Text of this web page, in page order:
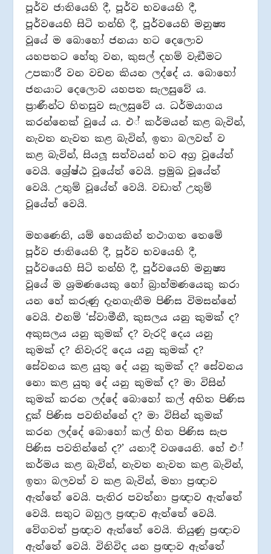
පූර්ව ජාතියෙහි දී, පූර්ව භවයෙහි දී,
පූර්වයෙහි සිටි තන්හි දී, පූර්වයෙහි මනුෂ්‍ය
වූයේ ම බොහෝ ජනයා හට දෙලොව
යහපතට හේතු වන, කුසල් දහම් වැඞීමට
උපකාරී වන වචන කියන ලද්දේ ය. බොහෝ
ජනයාට දෙලොව යහපත සැලසුවේ ය.
ප‍්‍රාණීන්ට හිතසුව සැලසුවේ ය. ධර්මයාගය
කරන්නෙක් වූයේ ය. එ් කර්මයන් කළ බැවින්,
නැවත නැවත කළ බැවින්, ඉතා බලවත් ව
කළ බැවින්, සියලූ සත්වයන් හට අග‍්‍ර වූයේත්
වෙයි. ශ්‍රේෂ්ඨ වූයේත් වෙයි. ප‍්‍රමුඛ වූයේත්
වෙයි. උතුම් වූයේත් වෙයි. වඩාත් උතුම්
වූයේත් වෙයි.
මහණෙනි, යම් හෙයකින් තථාගත තෙමේ
පූර්ව ජාතියෙහි දී, පූර්ව භවයෙහි දී,
පූර්වයෙහි සිටි තන්හි දී, පූර්වයෙහි මනුෂ්‍ය
වූයේ ම ශ‍්‍රමණයෙකු හෝ බ‍්‍රාහ්මණයෙකු කරා
යන හේ කරුණු දැනගැනීම පිණිස විමසන්නේ
වෙයි. එනම් ‘ස්වාමීනී, කුසලය යනු කුමක් ද?
අකුසලය යනු කුමක් ද? වැරදි දෙය යනු
කුමක් ද? නිවැරදි දෙය යනු කුමක් ද?
සේවනය කළ යුතු දේ යනු කුමක් ද? සේවනය
නො කළ යුතු දේ යනු කුමක් ද? මා විසින්
කුමක් කරන ලද්දේ බොහෝ කල් අහිත පිණිස
දුක් පිණිස පවතින්නේ ද? මා විසින් කුමක්
කරන ලද්දේ බොහෝ කල් හිත පිණිස සැප
පිණිස පවතින්නේ ද?’ යනාදී වශයෙනි. හේ එ්
කර්මය කළ බැවින්, නැවත නැවත කළ බැවින්,
ඉතා බලවත් ව කළ බැවින්, මහා ප‍්‍රඥාව
ඇත්තේ වෙයි. පැතිර පවත්නා ප‍්‍රඥාව ඇත්තේ
වෙයි. සතුට බහුල ප‍්‍රඥාව ඇත්තේ වෙයි.
වේගවත් ප‍්‍රඥාව ඇත්තේ වෙයි. තියුණු ප‍්‍රඥාව
ඇත්තේ වෙයි. විනිවිද යන ප‍්‍රඥාව ඇත්තේ